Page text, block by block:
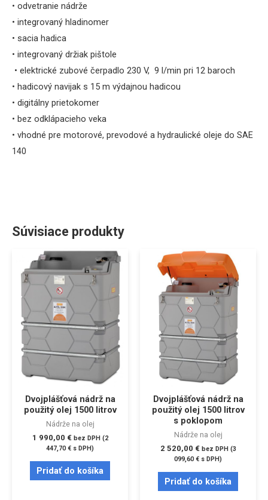
• odvetranie nádrže
• integrovaný hladinomer
• sacia hadica
• integrovaný držiak pištole
• elektrické zubové čerpadlo 230 V, 9 l/min pri 12 baroch
• hadicový navijak s 15 m výdajnou hadicou
• digitálny prietokomer
• bez odklápacieho veka
• vhodné pre motorové, prevodové a hydraulické oleje do SAE
140
Súvisiace produkty
Dvojplášťová nádrž na
použitý olej 1500 litrov
Nádrže na olej
1 990,00 € bez DPH (2
447,70€ s DPH)
Pridať do košíka
Dvojplášťová nádrž na
použitý olej 1500 litrov
s poklopom
Nádrže na olej
2 520,00 € bez DPH (3
099,60€ s DPH)
Pridať do košíka